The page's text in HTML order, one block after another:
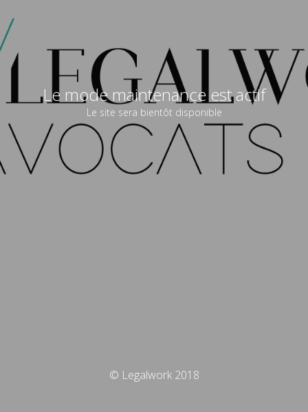
Le mode maintenance est actif
Le site sera bientôt disponible
© Legalwork 2018